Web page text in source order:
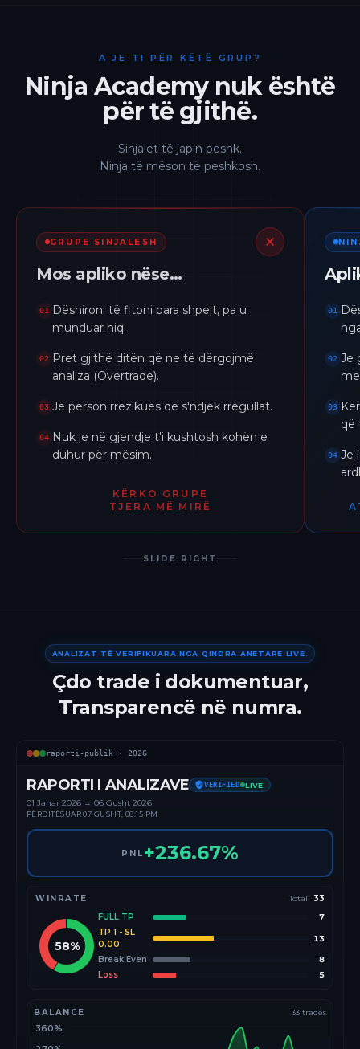
A JE TI PËR KËTË GRUP?
Ninja Academy nuk është
për të gjithë.
Sinjalet të japin peshk.
Ninja të mëson të peshkosh.
GRUPE SINJALESH
Mos apliko nëse…
01
Dëshironi të fitoni para shpejt, pa u
munduar hiq.
02
Pret gjithë ditën që ne të dërgojmë
analiza (Overtrade).
03 Je përson rrezikues që s'ndjek rregullat.
04 Nuk je në gjendje t'i kushtosh kohën e
duhur për mësim.
KËRKO GRUPE
TJERA MË MIRË
01
02 Je
03
që
04 Je
SLIDE RIGHT
ANALIZAT TË VERIFIKUARA NGA QINDRA ANETARE LIVE.
Çdo trade i dokumentuar,
Transparencë në numra.
raporti-publik · 2026
RAPORTI I ANALIZAVE VERIFIED LIVE
01 Janar 2026 → 06 Gusht 2026
PËRDITËSUAR07 GUSHT, 08:15 PM
PNL +236.67%
WINRATE Total 33
58%
FULL TP
7
TP 1 - SL
0.00
13
Break Even
8
Loss
5
BALANCE 33 trades
360%